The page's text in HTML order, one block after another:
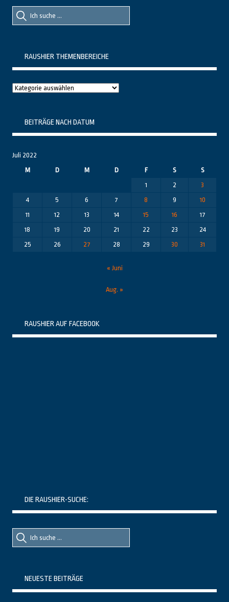
Suche
nach::
Suche
nach:
RAUSHIER THEMENBEREICHE
Raushier
BEITRÄGE NACH DATUM
Juli 2022
M
D M D F S
S
1
2
3
4
5 6 7 8 9
10
11
12 13 14 15 16
17
18
19 20 21 22 23
24
25
26 27 28 29 30 31
« Juni
Aug. »
RAUSHIER AUF FACEBOOK
DIE RAUSHIER-SUCHE:
Suche
nach::
Suche
nach:
NEUESTE BEITRÄGE